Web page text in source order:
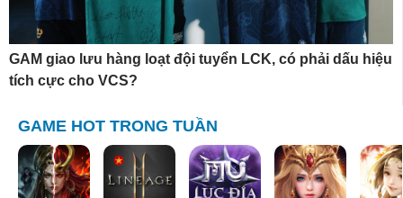
GAM giao lưu hàng loạt đội tuyển LCK, có phải dấu hiệu
tích cực cho VCS?
GAME HOT TRONG TUẦN